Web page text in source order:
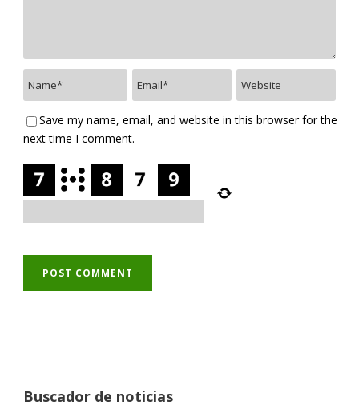
Save my name, email, and website in this browser for the
next time I comment.
Buscador de noticias